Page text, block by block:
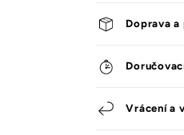
Doprava a
Vrácení a